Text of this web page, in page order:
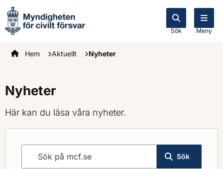
Sök Meny
Startsidan
Hem Aktuellt Nyheter
Nyheter
Här kan du läsa våra nyheter.
Sök på mcf.se
Sök